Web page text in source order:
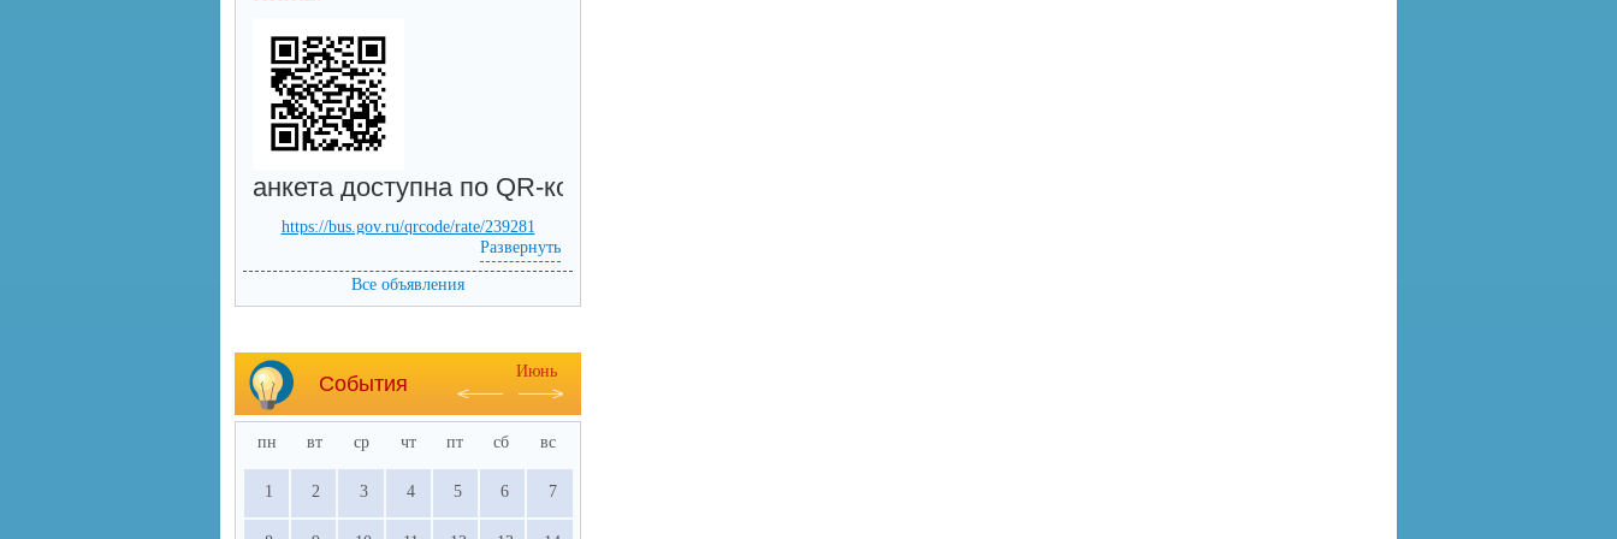
анкета доступна по QR-коду, а так же по прямой ссылке:
https://bus.gov.ru/qrcode/rate/239281
Развернуть
Все объявления
События
Июнь
пн вт ср чт пт сб вс
1 2 3 4 5 6 7